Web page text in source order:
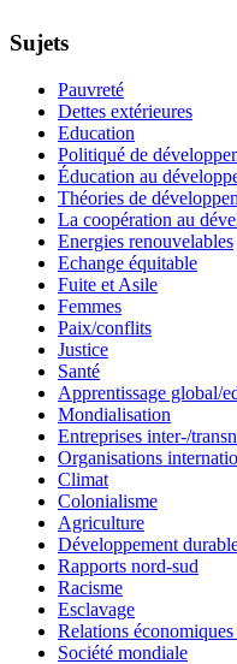
Sujets
Pauvreté
Dettes extérieures
Education
Politiqué de
Éducation au
Théories de
La coopération au
Energies renouvelables
Echange équitable
Fuite et Asile
Femmes
Paix/conflits
Justice
Santé
Apprentissage global/
Mondialisation
Entreprises inter-/
Organisations
Climat
Colonialisme
Agriculture
Développement
Rapports nord-sud
Racisme
Esclavage
Relations
Société mondiale